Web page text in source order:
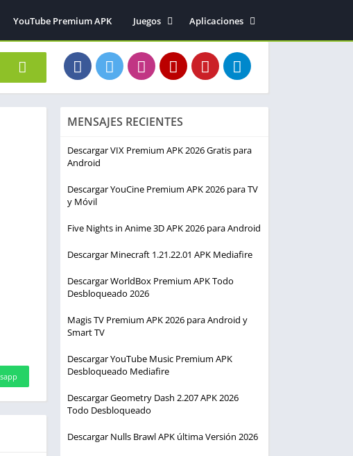
YouTube Premium APK
Juegos
Acción
Arcade
Deportes
Estrategia
Simulación
Aplicaciones
Entretenimiento
Herramientas
Música y audio
MENSAJES RECIENTES
Descargar VIX Premium APK 2026 Gratis para
Android
Descargar YouCine Premium APK 2026 para TV
y Móvil
Five Nights in Anime 3D APK 2026 para Android
Descargar Minecraft 1.21.22.01 APK Mediafire
Descargar WorldBox Premium APK Todo
Desbloqueado 2026
Magis TV Premium APK 2026 para Android y
Smart TV
Descargar YouTube Music Premium APK
Desbloqueado Mediafire
Descargar Geometry Dash 2.207 APK 2026
Todo Desbloqueado
Descargar Nulls Brawl APK última Versión 2026